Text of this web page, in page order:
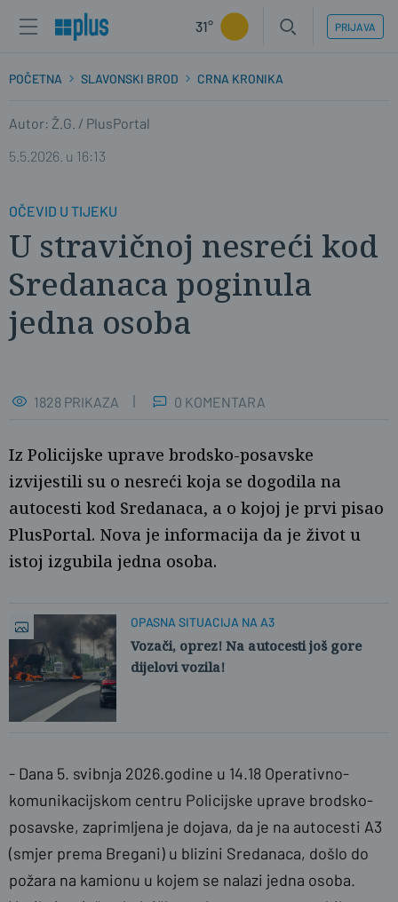
31° PRIJAVA
POČETNA SLAVONSKI BROD CRNA KRONIKA
Autor: Ž.G. / PlusPortal
5.5.2026. u 16:13
OČEVID U TIJEKU
U stravičnoj nesreći kod
Sredanaca poginula
jedna osoba
1828 PRIKAZA 0 KOMENTARA
Iz Policijske uprave brodsko-posavske
izvijestili su o nesreći koja se dogodila na
autocesti kod Sredanaca, a o kojoj je prvi pisao
PlusPortal. Nova je informacija da je život u
istoj izgubila jedna osoba.
OPASNA SITUACIJA NA A3
Vozači, oprez! Na autocesti još gore
dijelovi vozila!
- Dana 5. svibnja 2026.godine u 14.18 Operativno-
komunikacijskom centru Policijske uprave brodsko-
posavske, zaprimljena je dojava, da je na autocesti A3
(smjer prema Bregani) u blizini Sredanaca, došlo do
požara na kamionu u kojem se nalazi jedna osoba.